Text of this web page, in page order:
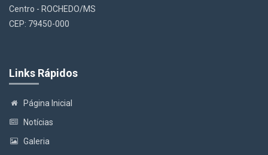
Centro - ROCHEDO/MS
CEP: 79450-000
Links Rápidos
Página Inicial
Notícias
Galeria